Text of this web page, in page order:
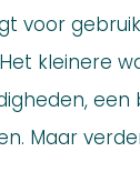
voor
kleinere
Maar